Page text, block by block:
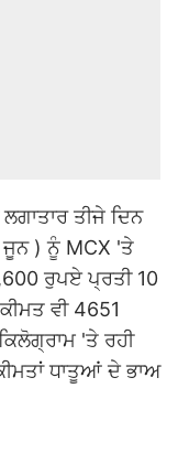
ਤੀਜੇ ਦਿਨ
ਜੂਨ ) ਨੂੰ MCX 'ਤੇ
ਰੁਪਏ ਪ੍ਰਤੀ 10
ਵੀ 4651
'ਤੇ ਰਹੀ
ਧਾਤੂਆਂ ਦੇ ਭਾਅ